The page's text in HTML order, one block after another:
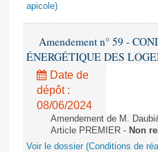
apicole)
Amendement n° 59 -
ÉNERGÉTIQUE DES
Date de
dépôt :
08/06/2024
Amendement de M.
Article PREMIER - Non
Voir le dossier (Conditions de